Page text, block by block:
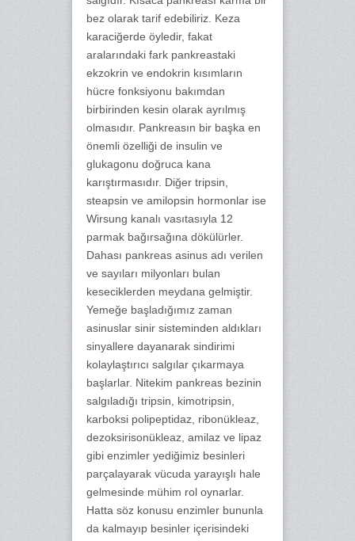
bez olarak tarif edebiliriz. Keza
karaciğerde öyledir, fakat
aralarındaki fark pankreastaki
ekzokrin ve endokrin kısımların
hücre fonksiyonu bakımdan
birbirinden kesin olarak ayrılmış
olmasıdır. Pankreasın bir başka en
önemli özelliği de insulin ve
glukagonu doğruca kana
karıştırmasıdır. Diğer tripsin,
steapsin ve amilopsin hormonlar ise
Wirsung kanalı vasıtasıyla 12
parmak bağırsağına dökülürler.
Dahası pankreas asinus adı verilen
ve sayıları milyonları bulan
keseciklerden meydana gelmiştir.
Yemeğe başladığımız zaman
asinuslar sinir sisteminden aldıkları
sinyallere dayanarak sindirimi
kolaylaştırıcı salgılar çıkarmaya
başlarlar. Nitekim pankreas bezinin
salgıladığı tripsin, kimotripsin,
karboksi polipeptidaz, ribonükleaz,
dezoksirisonükleaz, amilaz ve lipaz
gibi enzimler yediğimiz besinleri
parçalayarak vücuda yarayışlı hale
gelmesinde mühim rol oynarlar.
Hatta söz konusu enzimler bununla
da kalmayıp besinler içerisindeki